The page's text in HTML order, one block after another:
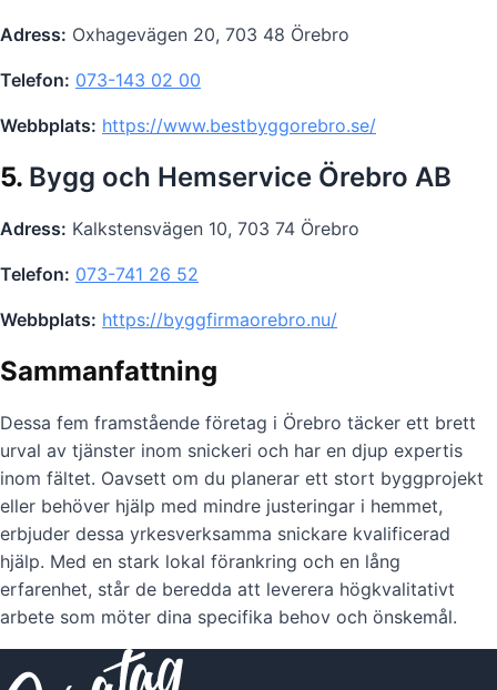
Adress: Oxhagevägen 20, 703 48 Örebro
Telefon: 073-143 02 00
Webbplats: https://www.bestbyggorebro.se/
5. Bygg och Hemservice Örebro AB
Adress: Kalkstensvägen 10, 703 74 Örebro
Telefon: 073-741 26 52
Webbplats: https://byggfirmaorebro.nu/
Sammanfattning
Dessa fem framstående företag i Örebro täcker ett brett
urval av tjänster inom snickeri och har en djup expertis
inom fältet. Oavsett om du planerar ett stort byggprojekt
eller behöver hjälp med mindre justeringar i hemmet,
erbjuder dessa yrkesverksamma snickare kvalificerad
hjälp. Med en stark lokal förankring och en lång
erfarenhet, står de beredda att leverera högkvalitativt
arbete som möter dina specifika behov och önskemål.